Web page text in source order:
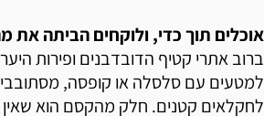
אוכלים תוך כדי, ולוקחים הביתה את
ברוב אתרי קטיף הדובדבנים ופירות
למטעים עם סלסלה או קופסה,
לחקלאים קטנים. חלק מהקסם הוא